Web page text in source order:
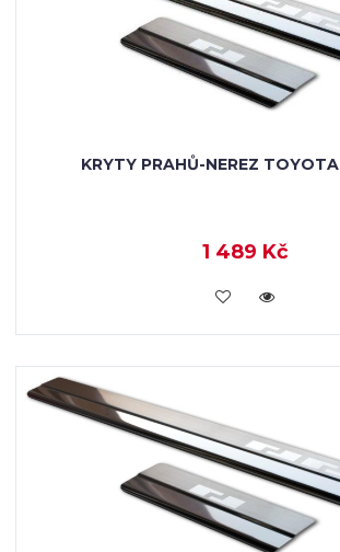
KRYTY PRAHŮ-NEREZ
1 489 Kč
KOUPIT